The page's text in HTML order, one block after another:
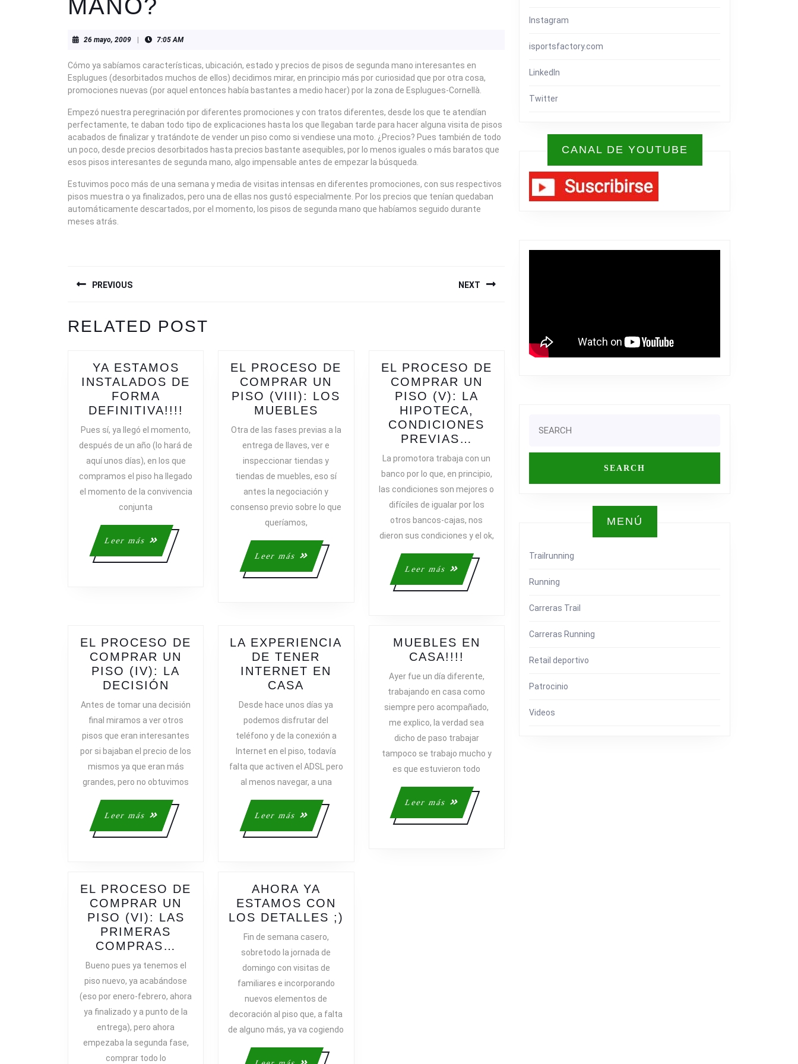
MANO?
26 mayo, 200926
7:05 AM
Cómo ya sabíamos características, ubicación, estado y precios de pisos de segunda mano interesantes en
Esplugues (desorbitados muchos de ellos) decidimos mirar, en principio más por curiosidad que por otra cosa,
promociones nuevas (por aquel entonces había bastantes a medio hacer) por la zona de Esplugues-Cornellà.
Empezó nuestra peregrinación por diferentes promociones y con tratos diferentes, desde los que te atendían
perfectamente, te daban todo tipo de explicaciones hasta los que llegaban tarde para hacer alguna visita de pisos
acabados de finalizar y tratándote de vender un piso como si vendiese una moto. ¿Precios? Pues también de todo
un poco, desde precios desorbitados hasta precios bastante asequibles, por lo menos iguales o más baratos que
esos pisos interesantes de segunda mano, algo impensable antes de empezar la búsqueda.
Estuvimos poco más de una semana y media de visitas intensas en diferentes promociones, con sus respectivos
pisos muestra o ya finalizados, pero una de ellas nos gustó especialmente. Por los precios que tenían quedaban
automáticamente descartados, por el momento, los pisos de segunda mano que habíamos seguido durante
meses atrás.
DE
ENTRADAS
PREVIOUS
post:
NEXT
RELATED POST
YA ESTAMOS
INSTALADOS DE
FORMA
DEFINITIVA!!!!
ESTAMOS
INSTALADOS
DE
FORMA
DEFINITIVA!!!!
Pues sí, ya llegó el momento,
después de un año (lo hará de
aquí unos días), en los que
compramos el piso ha llegado
el momento de la convivencia
conjunta
Leer más
Leer
más
EL PROCESO DE
COMPRAR UN
PISO (VIII): LOS
MUEBLES
PROCESO
COMPRAR
UN
PISO
(VIII):
LOS
Otra de las fases previas a la
entrega de llaves, ver e
inspeccionar tiendas y
tiendas de muebles, eso sí
antes la negociación y
consenso previo sobre lo que
queríamos,
Leer más
Leer
más
EL PROCESO DE
COMPRAR UN
PISO (V): LA
HIPOTECA,
CONDICIONES
PREVIAS…
PROCESO
COMPRAR
UN
PISO
(V):
LA
HIPOTECA,
CONDICIONES
PREVIAS…
La promotora trabaja con un
banco por lo que, en principio,
las condiciones son mejores o
difíciles de igualar por los
otros bancos-cajas, nos
dieron sus condiciones y el ok,
Leer más
Leer
más
EL PROCESO DE
COMPRAR UN
PISO (IV): LA
DECISIÓN
PROCESO
COMPRAR
UN
PISO
(IV):
LA
DECISIÓN
Antes de tomar una decisión
final miramos a ver otros
pisos que eran interesantes
por si bajaban el precio de los
mismos ya que eran más
grandes, pero no obtuvimos
Leer más
Leer
más
LA EXPERIENCIA
DE TENER
INTERNET EN
CASA
EXPERIENCIA
TENER
INTERNET
EN
CASA
Desde hace unos días ya
podemos disfrutar del
teléfono y de la conexión a
Internet en el piso, todavía
falta que activen el ADSL pero
al menos navegar, a una
Leer más
Leer
más
MUEBLES EN
CASA!!!!
EN
CASA!!!!
Ayer fue un día diferente,
trabajando en casa como
siempre pero acompañado,
me explico, la verdad sea
dicho de paso trabajar
tampoco se trabajo mucho y
es que estuvieron todo
Leer más
Leer
más
EL PROCESO DE
COMPRAR UN
PISO (VI): LAS
PRIMERAS
COMPRAS…
PROCESO
COMPRAR
UN
PISO
LAS
PRIMERAS
Bueno pues ya tenemos el
piso nuevo, ya acabándose
(eso por enero-febrero, ahora
ya finalizado y a punto de la
entrega), pero ahora
empezaba la segunda fase,
comprar todo lo
AHORA YA
ESTAMOS CON
LOS DETALLES ;)
Fin de semana casero,
sobretodo la jornada de
domingo con visitas de
familiares e incorporando
nuevos elementos de
decoración al piso que, a falta
de alguno más, ya va cogiendo
Instagram
isportsfactory.com
LinkedIn
Twitter
CANAL DE YOUTUBE
for:
MENÚ
Trailrunning
Running
Carreras Trail
Carreras Running
Retail deportivo
Patrocinio
Videos